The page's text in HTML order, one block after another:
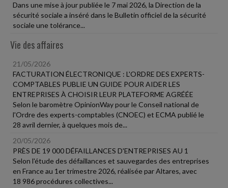
Dans une mise à jour publiée le 7 mai 2026, la Direction de la
sécurité sociale a inséré dans le Bulletin officiel de la sécurité
sociale une tolérance...
Vie des affaires
21/05/2026
FACTURATION ÉLECTRONIQUE : L'ORDRE DES EXPERTS-
COMPTABLES PUBLIE UN GUIDE POUR AIDER LES
ENTREPRISES À CHOISIR LEUR PLATEFORME AGRÉÉE
Selon le baromètre OpinionWay pour le Conseil national de
l'Ordre des experts-comptables (CNOEC) et ECMA publié le
28 avril dernier, à quelques mois de...
20/05/2026
PRÈS DE 19 000 DÉFAILLANCES D'ENTREPRISES AU 1
Selon l'étude des défaillances et sauvegardes des entreprises
en France au 1er trimestre 2026, réalisée par Altares, avec
18 986 procédures collectives...